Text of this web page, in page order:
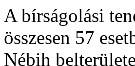
A bírságolási
összesen 57
Nébih